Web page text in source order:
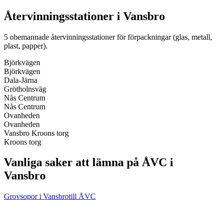
Återvinningsstationer i Vansbro
5 obemannade återvinningsstationer för förpackningar (glas, metall,
plast, papper).
Björkvägen
Björkvägen
Dala-Järna
Grötholnsväg
Nås Centrum
Nås Centrum
Ovanheden
Ovanheden
Vansbro Kroons torg
Kroons torg
Vanliga saker att lämna på ÅVC i
Vansbro
Grovsopor i Vansbrotill ÅVC